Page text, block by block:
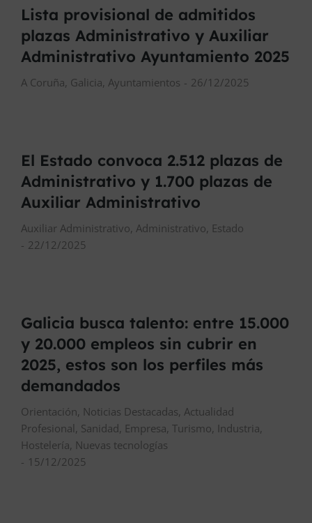
Lista provisional de admitidos
plazas Administrativo y Auxiliar
Administrativo Ayuntamiento 2025
A Coruña, Galicia, Ayuntamientos 26/12/2025
El Estado convoca 2.512 plazas de
Administrativo y 1.700 plazas de
Auxiliar Administrativo
Auxiliar Administrativo, Administrativo, Estado
22/12/2025
Galicia busca talento: entre 15.000
y 20.000 empleos sin cubrir en
2025, estos son los perfiles más
demandados
Orientación, Noticias Destacadas, Actualidad
Profesional, Sanidad, Empresa, Turismo, Industria,
Hostelería, Nuevas tecnologías
15/12/2025